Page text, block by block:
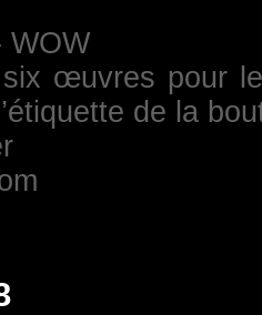
WOW
œuvres pour
de la